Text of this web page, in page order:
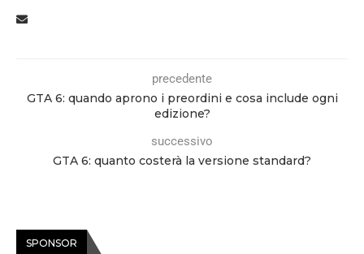
precedente
GTA 6: quando aprono i preordini e cosa include ogni
edizione?
successivo
GTA 6: quanto costerà la versione standard?
SPONSOR